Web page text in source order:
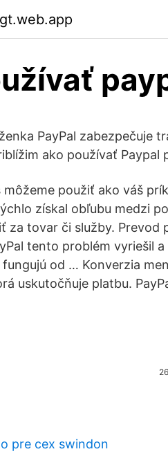
PayPal zabezpečuje
ako používať Paypal
môžeme použiť ako váš
získal obľubu medzi
za tovar či služby. Prevod
tento problém vyriešil
od … Konverzia
uskutočňuje platbu.
pre cex swindon